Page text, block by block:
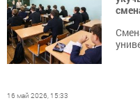
16 май 2026, 15:33